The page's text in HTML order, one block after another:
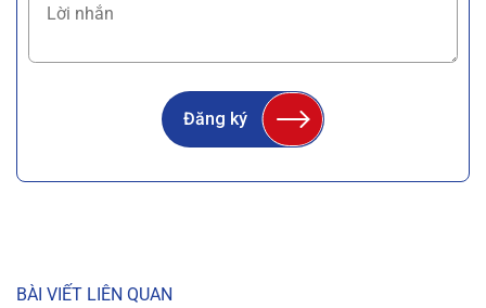
Đăng ký
BÀI VIẾT LIÊN QUAN